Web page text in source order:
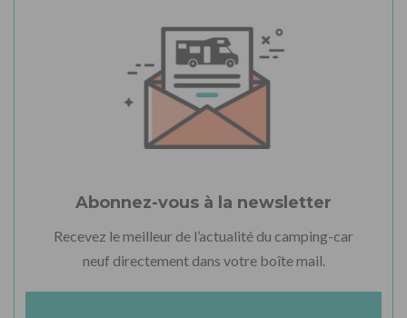
Abonnez-vous à la newsletter
Recevez le meilleur de l’actualité du camping-car
neuf directement dans votre boîte mail.